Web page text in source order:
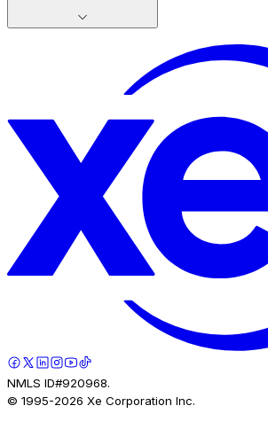
NMLS ID#920968.
© 1995-2026 Xe Corporation Inc.